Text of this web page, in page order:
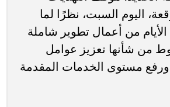
اليوم السبت، نظرًا لما
الأيام من أعمال تطوير شاملة
من شأنها تعزيز عوامل
ورفع مستوى الخدمات المقدمة